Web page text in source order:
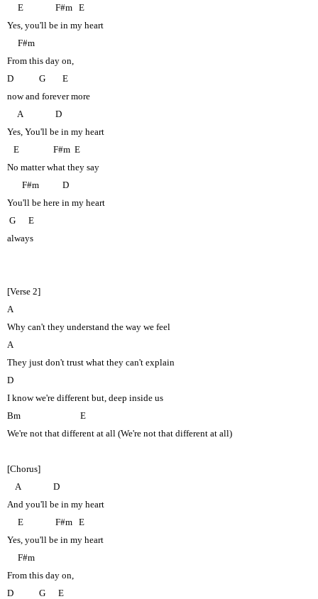
E F#m E
Yes, you'll be in my heart
F#m
From this day on,
D
G
E
now and forever more
A
D
Yes, You'll be in my heart
E
F#m E
No matter what they say
F#m
D
You'll be here in my heart
G
E
always
[Verse 2]
A
Why can't they understand the way we feel
A
They just don't trust what they can't explain
D
I know we're different but, deep inside us
Bm
E
We're not that different at all (We're not that different at all)
[Chorus]
A
D
And you'll be in my heart
E
F#m E
Yes, you'll be in my heart
F#m
From this day on,
D
G
E